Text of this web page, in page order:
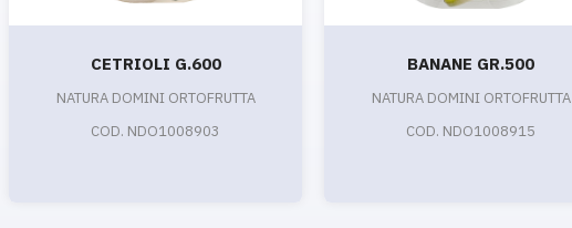
CETRIOLI G.600
NATURA DOMINI ORTOFRUTTA
COD. NDO1008903
BANANE GR.500
NATURA DOMINI ORTOFRUTTA
COD. NDO1008915